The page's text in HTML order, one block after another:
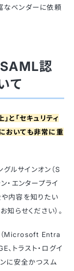
なベンダーに依頼
SAML認
て
と「セキュリティ
おいても非常に重
ルサインオン（S
・エンタープライ
や内容を知りたい
お知らせください）。
（Microsoft Entra
トラスト・ログイ
ンに安全かつスム